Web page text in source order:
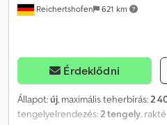
transporttechnik GmbH
képek nem feltétlenül tükrözik a
műszaki változtatások (pl.
Reichertshofen 621 km
Érdeklődni
Állapot:új, maximális teherbírás:2
tengelyelrendezés:2 tengely,